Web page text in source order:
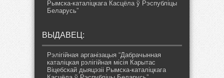
Рымска-каталіцкага Касцёла ў Рэспубліцы
Беларусь”
ВЫДАВЕЦ:
Рэлігійная арганізацыя “Дабрачынная
каталіцкая рэлігійная місія Карытас
Віцебскай дыяцэзіі Рымска-каталіцкага